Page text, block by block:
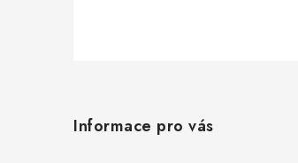
Informace pro vás